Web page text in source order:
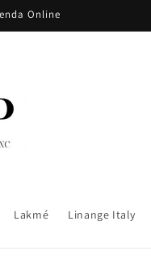
Online
Lakmé Linange Italy